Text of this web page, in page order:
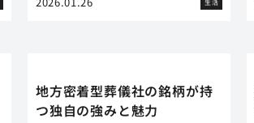
地方密着型葬儀社の銘柄が持
つ独自の強みと魅力